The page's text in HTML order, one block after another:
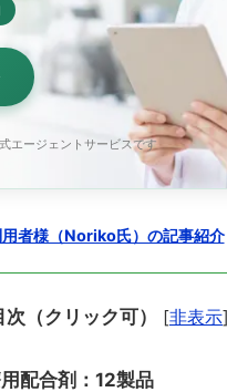
エージェントサービスです
者様（Noriko氏）の記事紹介
次（クリック可） [非表示]
配合剤：12製品